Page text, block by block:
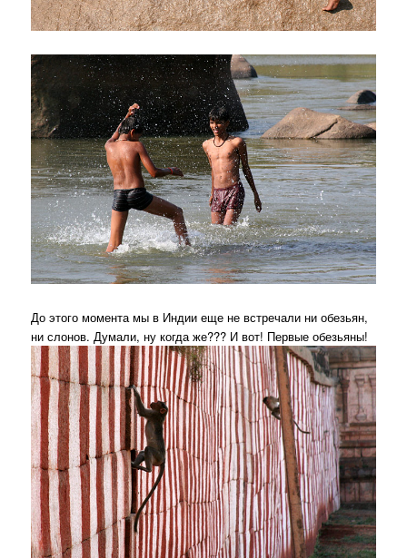
До этого момента мы в Индии еще не встречали ни обезьян,
ни слонов. Думали, ну когда же??? И вот! Первые обезьяны!